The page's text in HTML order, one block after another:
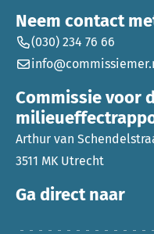
Ga direct naar
Neem contact
(030) 234 76 66
Commissie voor
Arthur van
3511 MK Utrecht